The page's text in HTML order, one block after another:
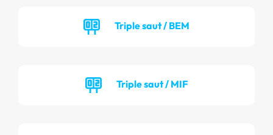
Triple saut / BEM
Triple saut / MIF